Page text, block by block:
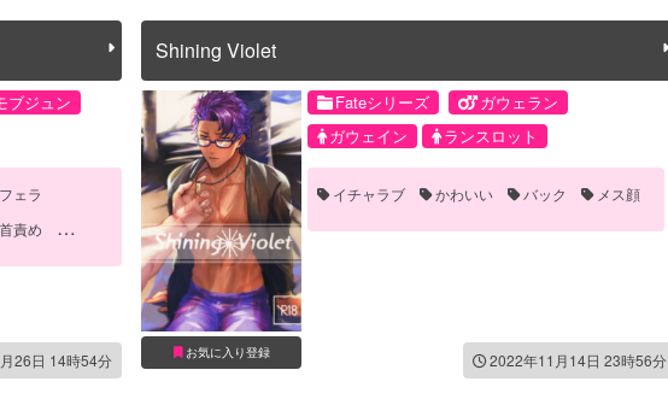
ブジュン
フェラ
責め
教師
26日 14時54分
Shining Violet
お気に入り登録
Fateシリーズ
ガウェラン
ガウェイン
ランスロット
イチャラブ かわいい バック メス顔
2022年11月14日 23時56分